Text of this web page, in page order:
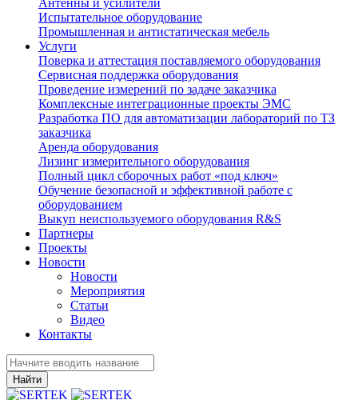
Антенны и усилители
Испытательное оборудование
Промышленная и антистатическая мебель
Услуги
Поверка и аттестация поставляемого оборудования
Сервисная поддержка оборудования
Проведение измерений по задаче заказчика
Комплексные интеграционные проекты ЭМС
Разработка ПО для автоматизации лабораторий по ТЗ
заказчика
Аренда оборудования
Лизинг измерительного оборудования
Полный цикл сборочных работ «под ключ»
Обучение безопасной и эффективной работе с
оборудованием
Выкуп неиспользуемого оборудования R&S
Партнеры
Проекты
Новости
Новости
Мероприятия
Статьи
Видео
Контакты
Найти